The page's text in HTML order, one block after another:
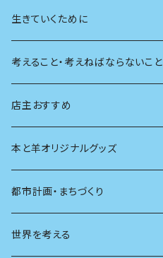
植物
天体
生物
生きていくために
考えること・考えねばならないこと
創元社 シリーズ「あいだで考える」
店主おすすめ
本と羊オリジナルグッズ
都市計画・まちづくり
都市
世界を考える